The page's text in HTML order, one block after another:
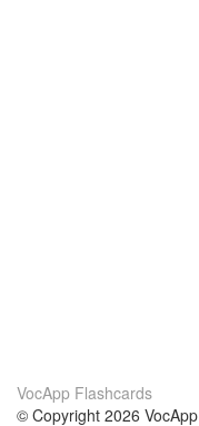
VocApp Flashcards
© Copyright 2026 VocApp